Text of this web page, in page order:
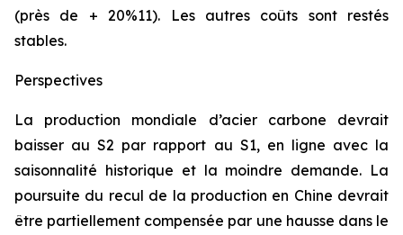
(près de + 20%11). Les autres coûts sont restés
stables.
Perspectives
La production mondiale d’acier carbone devrait
baisser au S2 par rapport au S1, en ligne avec la
saisonnalité historique et la moindre demande. La
poursuite du recul de la production en Chine devrait
être partiellement compensée par une hausse dans le